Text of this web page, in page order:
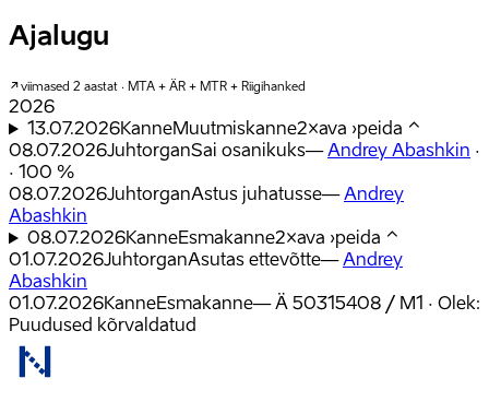
Ajalugu
viimased 2 aastat · MTA + ÄR + MTR + Riigihanked
2026
13.07.2026KanneMuutmiskanne2×ava ›peida ⌃
08.07.2026JuhtorganSai osanikuks—Andrey Abashkin ·
· 100 %
08.07.2026JuhtorganAstus juhatusse—Andrey
Abashkin
08.07.2026KanneEsmakanne2×ava ›peida ⌃
01.07.2026JuhtorganAsutas ettevõtte—Andrey
Abashkin
01.07.2026KanneEsmakanne—Ä 50315408 / M1 · Olek:
Puudused kõrvaldatud